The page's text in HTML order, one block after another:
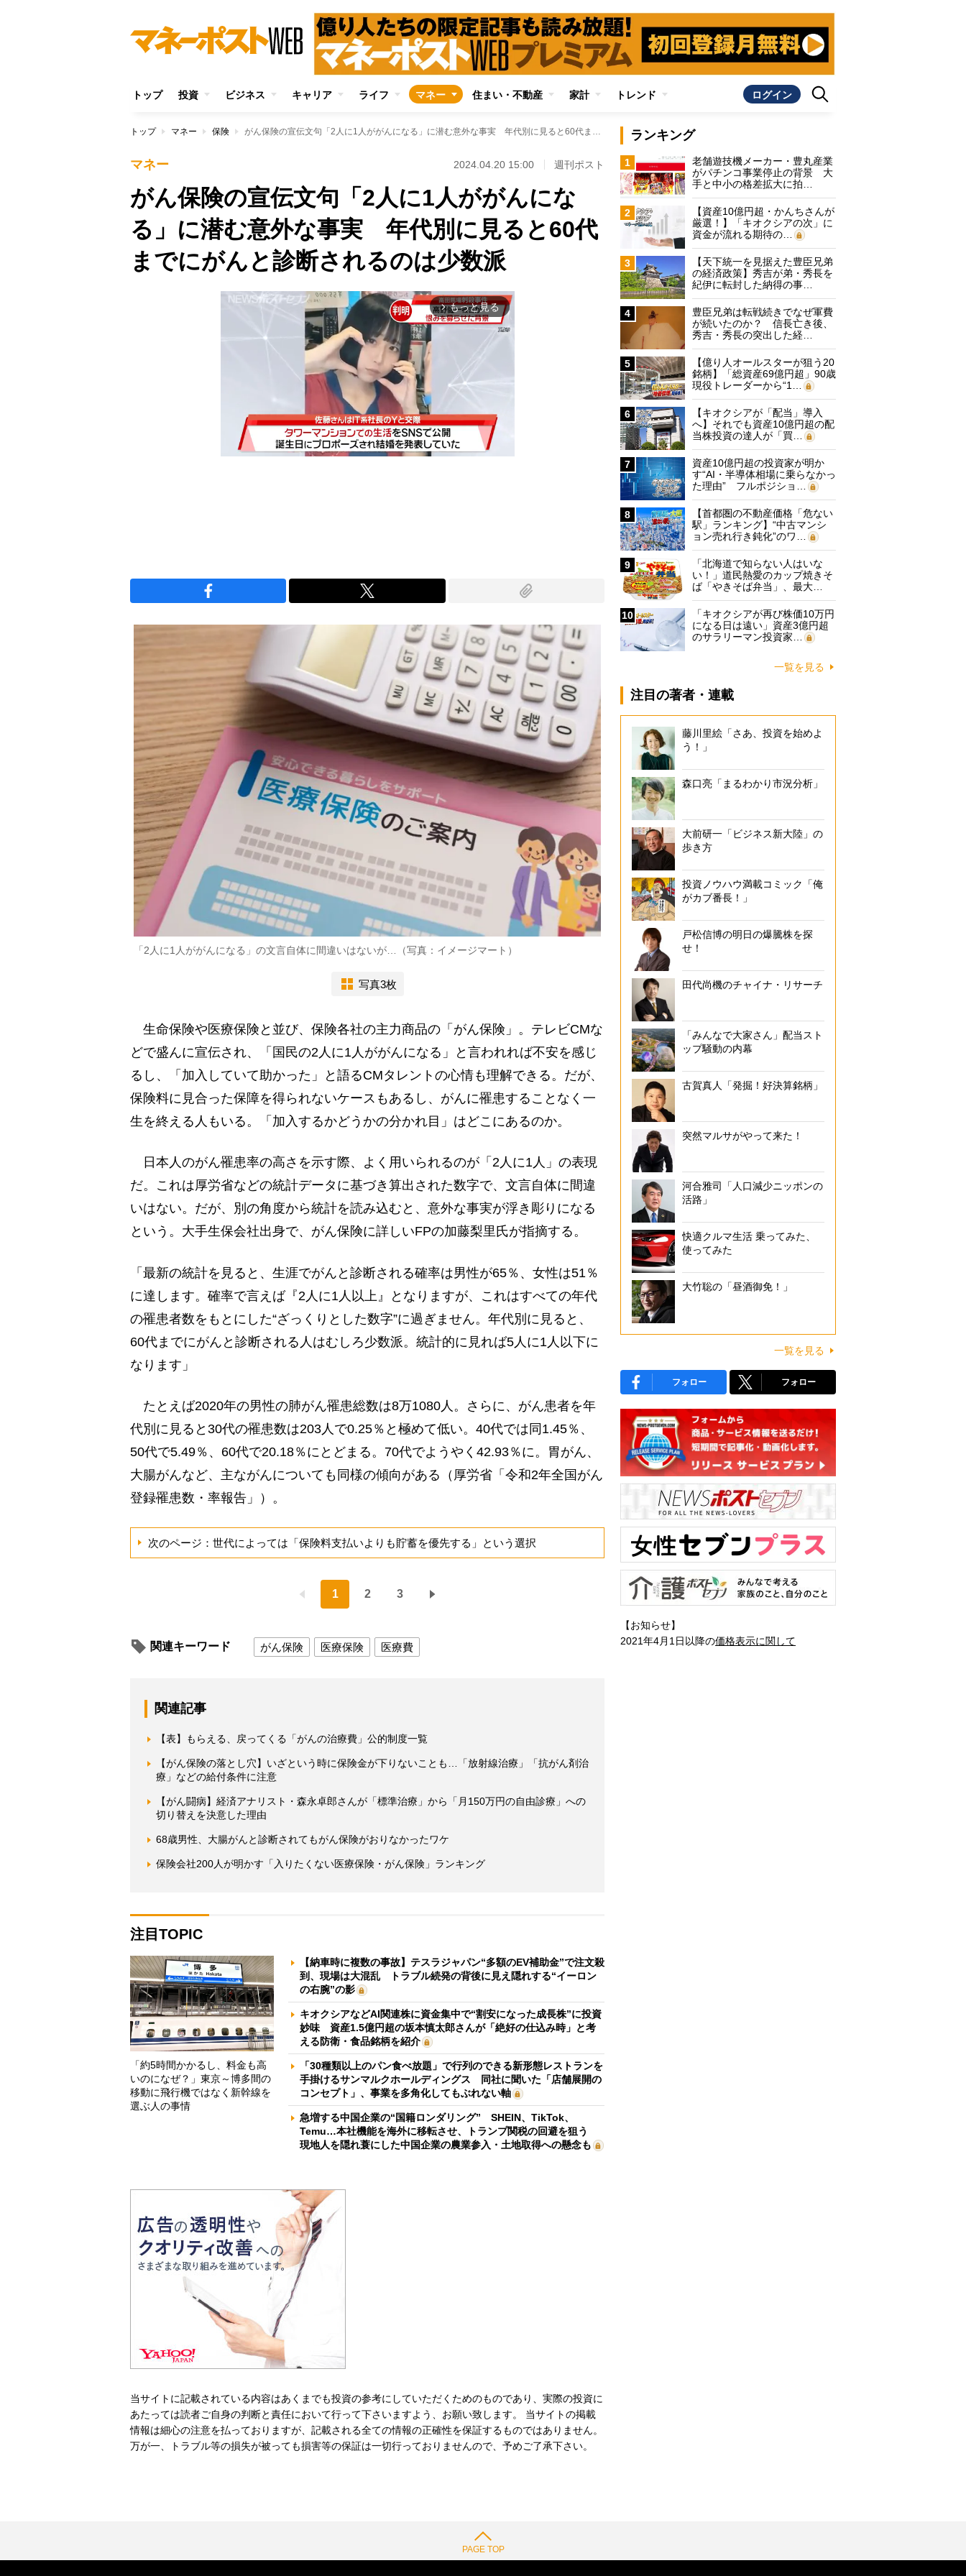
トップ 投資 ビジネス キャリア ライフ マネー 住まい・不動産 家計 トレンド ログイン
トップ マネー 保険 がん保険の宣伝文句「2人に1人ががんになる」に潜む意外な事実 年代別に見ると60代までにがんと診断されるのは少数派
マネー 2024.04.20 15:00 週刊ポスト
がん保険の宣伝文句「2人に1人ががんにな
る」に潜む意外な事実 年代別に見ると60代
までにがんと診断されるのは少数派
arrow_forward_ios もっと見る
「2人に1人ががんになる」の文言自体に間違いはないが…（写真：イメージマート）
写真3枚
生命保険や医療保険と並び、保険各社の主力商品の「がん保険」。テレビCMな
どで盛んに宣伝され、「国民の2人に1人ががんになる」と言われれば不安を感じ
るし、「加入していて助かった」と語るCMタレントの心情も理解できる。だが、
保険料に見合った保障を得られないケースもあるし、がんに罹患することなく一
生を終える人もいる。「加入するかどうかの分かれ目」はどこにあるのか。
日本人のがん罹患率の高さを示す際、よく用いられるのが「2人に1人」の表現
だ。これは厚労省などの統計データに基づき算出された数字で、文言自体に間違
いはない。だが、別の角度から統計を読み込むと、意外な事実が浮き彫りになる
という。大手生保会社出身で、がん保険に詳しいFPの加藤梨里氏が指摘する。
「最新の統計を見ると、生涯でがんと診断される確率は男性が65％、女性は51％
に達します。確率で言えば『2人に1人以上』となりますが、これはすべての年代
の罹患者数をもとにした“ざっくりとした数字”に過ぎません。年代別に見ると、
60代までにがんと診断される人はむしろ少数派。統計的に見れば5人に1人以下に
なります」
たとえば2020年の男性の肺がん罹患総数は8万1080人。さらに、がん患者を年
代別に見ると30代の罹患数は203人で0.25％と極めて低い。40代では同1.45％、
50代で5.49％、60代で20.18％にとどまる。70代でようやく42.93％に。胃がん、
大腸がんなど、主ながんについても同様の傾向がある（厚労省「令和2年全国がん
登録罹患数・率報告」）。
次のページ：世代によっては「保険料支払いよりも貯蓄を優先する」という選択
1 2 3
関連キーワード がん保険 医療保険 医療費
関連記事
【表】もらえる、戻ってくる「がんの治療費」公的制度一覧
【がん保険の落とし穴】いざという時に保険金が下りないことも…「放射線治療」「抗がん剤治
療」などの給付条件に注意
【がん闘病】経済アナリスト・森永卓郎さんが「標準治療」から「月150万円の自由診療」への
切り替えを決意した理由
68歳男性、大腸がんと診断されてもがん保険がおりなかったワケ
保険会社200人が明かす「入りたくない医療保険・がん保険」ランキング
注目TOPIC
「約5時間かかるし、料金も高
いのになぜ？」東京～博多間の
移動に飛行機ではなく新幹線を
選ぶ人の事情
【納車時に複数の事故】テスラジャパン“多額のEV補助金”で注文殺
到、現場は大混乱 トラブル続発の背後に見え隠れする“イーロン
の右腕”の影
キオクシアなどAI関連株に資金集中で“割安になった成長株”に投資
妙味 資産1.5億円超の坂本慎太郎さんが「絶好の仕込み時」と考
える防衛・食品銘柄を紹介
「30種類以上のパン食べ放題」で行列のできる新形態レストランを
手掛けるサンマルクホールディングス 同社に聞いた「店舗展開の
コンセプト」、事業を多角化してもぶれない軸
急増する中国企業の“国籍ロンダリング” SHEIN、TikTok、
Temu…本社機能を海外に移転させ、トランプ関税の回避を狙う
現地人を隠れ蓑にした中国企業の農業参入・土地取得への懸念も
当サイトに記載されている内容はあくまでも投資の参考にしていただくためのものであり、実際の投資に
あたっては読者ご自身の判断と責任において行って下さいますよう、お願い致します。 当サイトの掲載
情報は細心の注意を払っておりますが、記載される全ての情報の正確性を保証するものではありません。
万が一、トラブル等の損失が被っても損害等の保証は一切行っておりませんので、予めご了承下さい。
ランキング
1
老舗遊技機メーカー・豊丸産業
がパチンコ事業停止の背景 大
手と中小の格差拡大に拍…
2
【資産10億円超・かんちさんが
厳選！】「キオクシアの次」に
資金が流れる期待の…
3
【天下統一を見据えた豊臣兄弟
の経済政策】秀吉が弟・秀長を
紀伊に転封した納得の事…
4
豊臣兄弟は転戦続きでなぜ軍費
が続いたのか？ 信長亡き後、
秀吉・秀長の突出した経…
5
【億り人オールスターが狙う20
銘柄】「総資産69億円超」90歳
現役トレーダーから“1…
6
【キオクシアが「配当」導入
へ】それでも資産10億円超の配
当株投資の達人が「買…
7
資産10億円超の投資家が明か
す“AI・半導体相場に乗らなかっ
た理由” フルポジショ…
8
【首都圏の不動産価格「危ない
駅」ランキング】“中古マンシ
ョン売れ行き鈍化”のワ…
9
「北海道で知らない人はいな
い！」道民熱愛のカップ焼きそ
ば「やきそば弁当」、最大…
10
「キオクシアが再び株価10万円
になる日は遠い」資産3億円超
のサラリーマン投資家…
一覧を見る
注目の著者・連載
藤川里絵「さあ、投資を始めよ
う！」
森口亮「まるわかり市況分析」
大前研一「ビジネス新大陸」の
歩き方
投資ノウハウ満載コミック「俺
がカブ番長！」
戸松信博の明日の爆騰株を探
せ！
田代尚機のチャイナ・リサーチ
「みんなで大家さん」配当スト
ップ騒動の内幕
古賀真人「発掘！好決算銘柄」
突然マルサがやって来た！
河合雅司「人口減少ニッポンの
活路」
快適クルマ生活 乗ってみた、
使ってみた
大竹聡の「昼酒御免！」
一覧を見る
フォロー フォロー
【お知らせ】
2021年4月1日以降の価格表示に関して
PAGE TOP